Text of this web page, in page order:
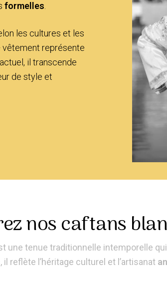
formelles
les cultures et les
vêtement représente
il transcende
de style et
nos caftans
une tenue traditionnelle intemporelle
reflète l’héritage culturel et l’artisanat